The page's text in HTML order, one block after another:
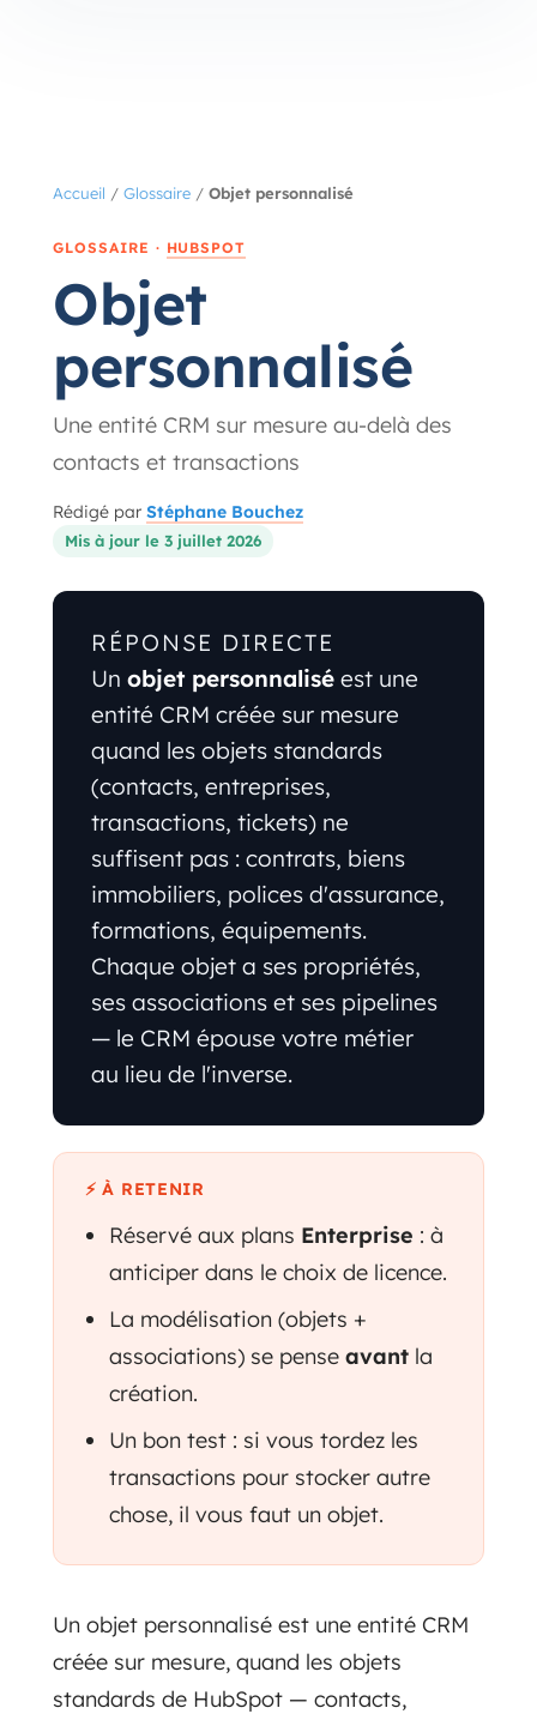
Accueil / Glossaire / Objet personnalisé
GLOSSAIRE · HUBSPOT
Objet
personnalisé
Une entité CRM sur mesure au-delà des
contacts et transactions
Rédigé par Stéphane Bouchez
Mis à jour le 3 juillet 2026
RÉPONSE DIRECTE
Un objet personnalisé est une
entité CRM créée sur mesure
quand les objets standards
(contacts, entreprises,
transactions, tickets) ne
suffisent pas : contrats, biens
immobiliers, polices d'assurance,
formations, équipements.
Chaque objet a ses propriétés,
ses associations et ses pipelines
— le CRM épouse votre métier
au lieu de l'inverse.
⚡ À RETENIR
Réservé aux plans Enterprise : à
anticiper dans le choix de licence.
La modélisation (objets +
associations) se pense avant la
création.
Un bon test : si vous tordez les
transactions pour stocker autre
chose, il vous faut un objet.
Un objet personnalisé est une entité CRM
créée sur mesure, quand les objets
standards de HubSpot — contacts,